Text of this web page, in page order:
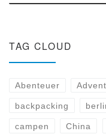
TAG CLOUD
Abenteuer
backpacking
campen China